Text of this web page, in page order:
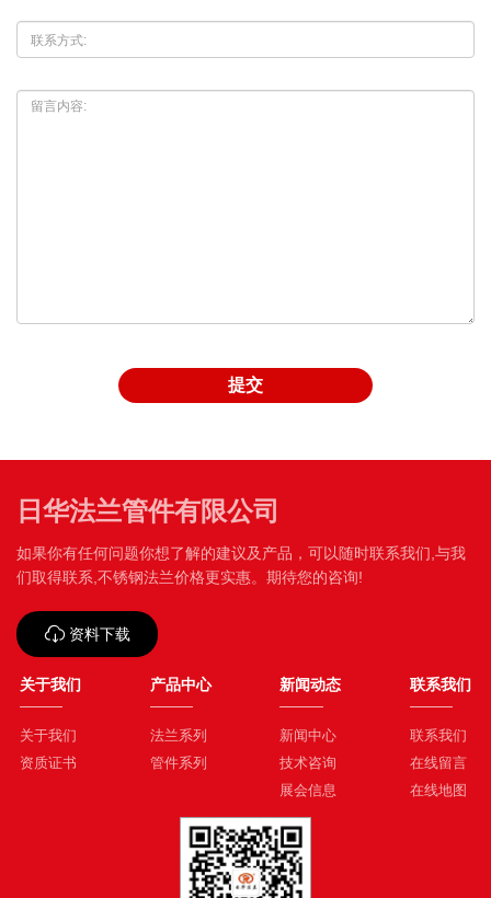
日华法兰管件有限公司
如果你有任何问题你想了解的建议及产品，可以随时联系我们,与我
们取得联系,不锈钢法兰价格更实惠。期待您的咨询!
资料下载
关于我们
关于我们
资质证书
产品中心
法兰系列
管件系列
新闻动态
新闻中心
技术咨询
展会信息
联系我们
联系我们
在线留言
在线地图